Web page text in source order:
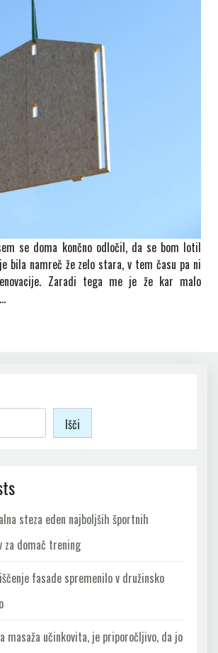
se doma končno odločil, da se bom lotil
bila namreč že zelo stara, v tem času pa ni
Zaradi tega me je že kar malo
Išči
steza eden najboljših športnih
za domač trening
fasade spremenilo v družinsko
masaža učinkovita, je priporočljivo, da jo